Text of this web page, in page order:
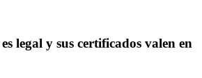
legal y sus certificados valen en